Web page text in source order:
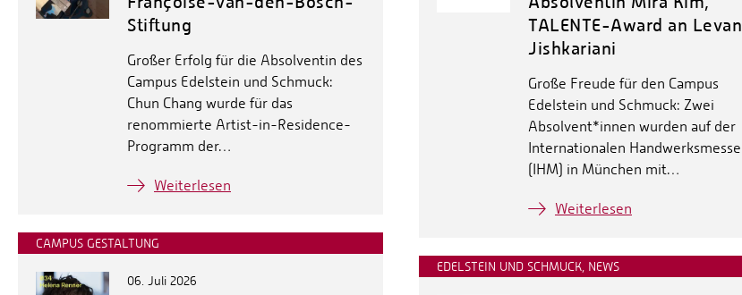
Stiftung
Großer Erfolg für die Absolventin des
Campus Edelstein und Schmuck:
Chun Chang wurde für das
renommierte Artist-in-Residence-
Programm der…
Weiterlesen
CAMPUS GESTALTUNG
06. Juli 2026
TALENTE-Award an Levan
Jishkariani
Große Freude für den Campus
Edelstein und Schmuck: Zwei
Absolvent*innen wurden auf der
Internationalen Handwerksmesse
(IHM) in München mit…
Weiterlesen
EDELSTEIN UND SCHMUCK, NEWS